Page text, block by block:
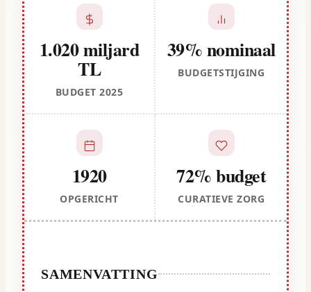
1.020 miljard
TL
BUDGET 2025
39% nominaal
BUDGETSTIJGING
1920
OPGERICHT
72% budget
CURATIEVE ZORG
SAMENVATTING